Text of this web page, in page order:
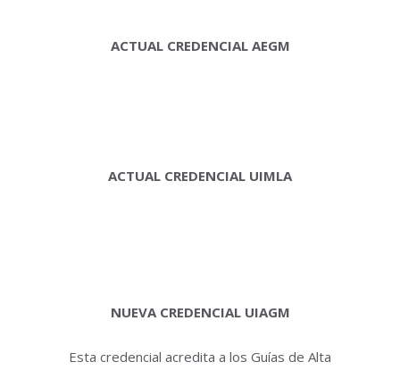
ACTUAL CREDENCIAL AEGM
ACTUAL CREDENCIAL UIMLA
NUEVA CREDENCIAL UIAGM
Esta credencial acredita a los Guías de Alta